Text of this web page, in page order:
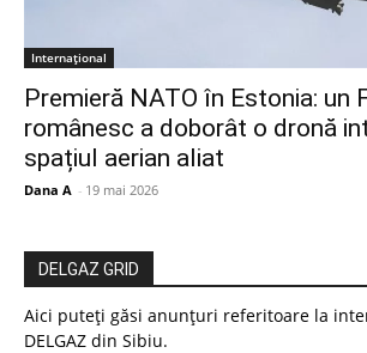
Internațional
Premieră NATO în Estonia: un
românesc a doborât o dronă
spațiul aerian aliat
Dana A - 19 mai 2026
DELGAZ GRID
Aici puteți găsi anunțuri referitoare la
DELGAZ din Sibiu.